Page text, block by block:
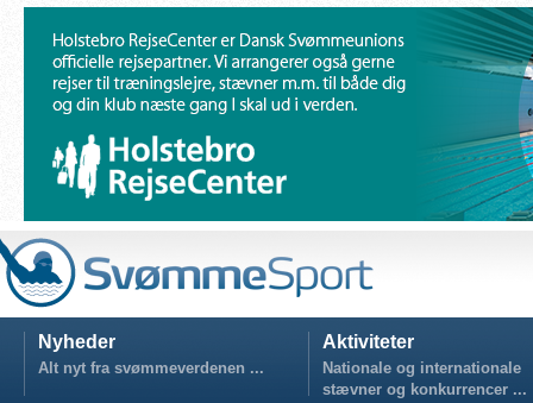
Nyheder
Alt nyt fra svømmeverdenen ...
Aktiviteter
Nationale og internationale
stævner og konkurrencer ...